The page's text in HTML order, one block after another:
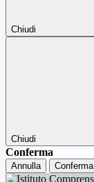
Chiudi
Chiudi
Conferma
Annulla Conferma